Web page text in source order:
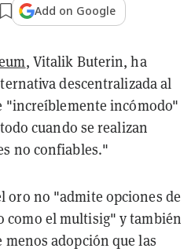
Add on Google
, Vitalik Buterin, ha
descentralizada al
"increíblemente incómodo"
cuando se realizan
no confiables."
oro no "admite opciones de
como el multisig" y también
adopción que las